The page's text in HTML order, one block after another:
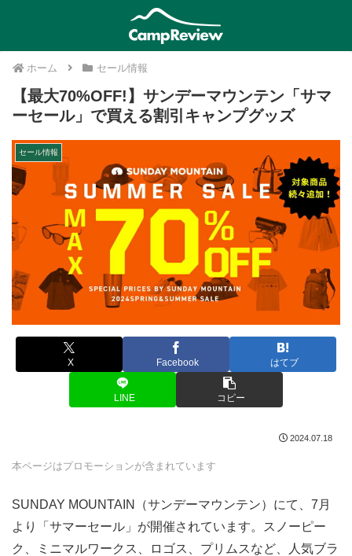
ホーム セール情報
【最大70%OFF!】サンデーマウンテン「サマ
ーセール」で買える割引キャンプグッズ
セール情報
X Facebook はてブ
LINE コピー
2024.07.18
本ページはプロモーションが含まれています
SUNDAY MOUNTAIN（サンデーマウンテン）にて、7月
より「サマーセール」が開催されています。スノーピー
ク、ミニマルワークス、ロゴス、プリムスなど、人気ブラ